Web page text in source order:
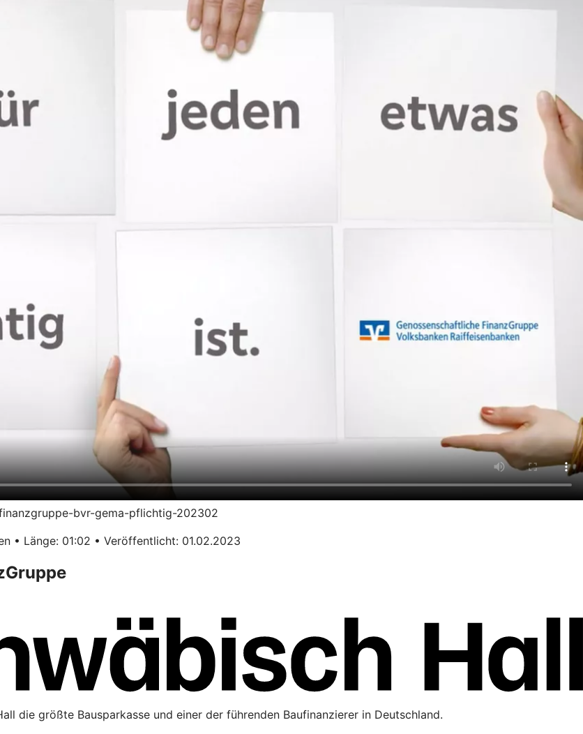
bvr-gema-pflichtig-202302
• Länge: 01:02 • Veröffentlicht: 01.02.2023
die größte Bausparkasse und einer der führenden Baufinanzierer in Deutschland.